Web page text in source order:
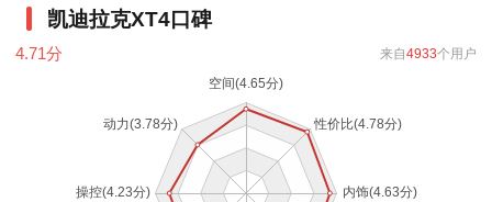
凯迪拉克XT4口碑
4.71分 来自4933个用户